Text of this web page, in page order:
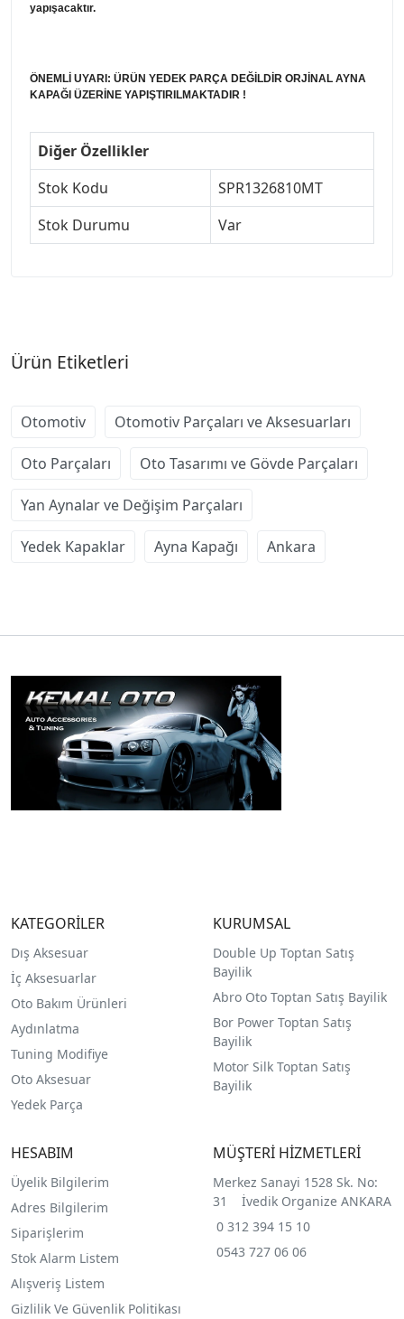
yapışacaktır.
ÖNEMLİ UYARI: ÜRÜN YEDEK PARÇA DEĞİLDİR ORJİNAL AYNA
KAPAĞI ÜZERİNE YAPIŞTIRILMAKTADIR !
Diğer Özellikler
Stok Kodu
SPR1326810MT
Stok Durumu
Var
Ürün Etiketleri
Otomotiv Otomotiv Parçaları ve Aksesuarları
Oto Parçaları Oto Tasarımı ve Gövde Parçaları
Yan Aynalar ve Değişim Parçaları
Yedek Kapaklar Ayna Kapağı Ankara
KATEGORİLER
Dış Aksesuar
İç Aksesuarlar
Oto Bakım Ürünleri
Aydınlatma
Tuning Modifiye
Oto Aksesuar
Yedek Parça
KURUMSAL
Double Up Toptan Satış
Bayilik
Abro Oto Toptan Satış Bayilik
Bor Power Toptan Satış
Bayilik
Motor Silk Toptan Satış
Bayilik
HESABIM
Üyelik Bilgilerim
Adres Bilgilerim
Siparişlerim
Stok Alarm Listem
Alışveriş Listem
Gizlilik Ve Güvenlik Politikası
MÜŞTERİ HİZMETLERİ
Merkez Sanayi 1528 Sk. No:
31 İvedik Organize ANKARA
0 312 394 15 10
0543 727 06 06